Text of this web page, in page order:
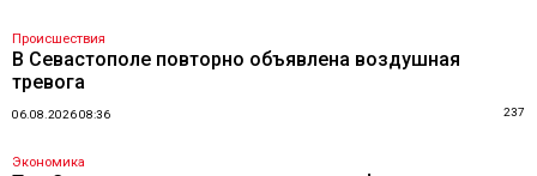
Происшествия
В Севастополе повторно объявлена воздушная
тревога
06.08.2026 08:36 237
Экономика